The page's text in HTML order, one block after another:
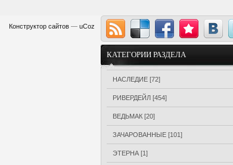
КАТЕГОРИИ РАЗДЕЛА
НАСЛЕДИЕ [72]
РИВЕРДЕЙЛ [454]
ВЕДЬМАК [20]
ЗАЧАРОВАННЫЕ [101]
ЭТЕРНА [1]
Конструктор сайтов — uCoz